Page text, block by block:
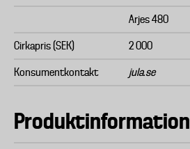
Arjes 480
Cirkapris (SEK) 2 000
Konsumentkontakt jula.se
Produktinformation